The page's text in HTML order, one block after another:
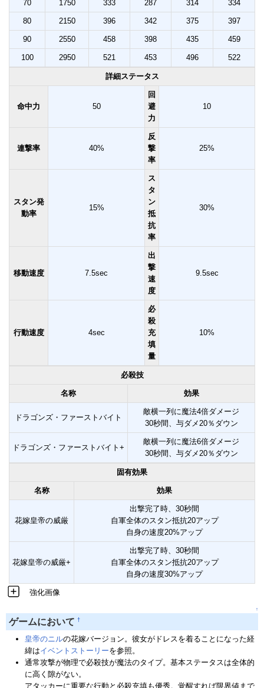
70 1750 333 287 314 334
80 2150 396 342 375 397
90 2550 458 398 435 459
100 2950 521 453 496 522
詳細ステータス
命中力 50
回
避
力
10
連撃率 40%
反
撃
率
25%
スタン発
動率
15%
ス
タ
ン
抵
抗
率
30%
移動速度 7.5sec
出
撃
速
度
9.5sec
行動速度 4sec
必
殺
充
填
量
10%
必殺技
名称 効果
ドラゴンズ・ファーストバイト
敵横一列に魔法4倍ダメージ
30秒間、与ダメ20％ダウン
ドラゴンズ・ファーストバイト+
敵横一列に魔法6倍ダメージ
30秒間、与ダメ20％ダウン
固有効果
名称 効果
花嫁皇帝の威厳
出撃完了時、30秒間
自軍全体のスタン抵抗20アップ
自身の速度20%アップ
花嫁皇帝の威厳+
出撃完了時、30秒間
自軍全体のスタン抵抗20アップ
自身の速度30%アップ
強化画像
↑
ゲームにおいて †
皇帝のニルの花嫁バージョン。彼女がドレスを着ることになった経
緯はイベントストーリーを参照。
通常攻撃が物理で必殺技が魔法のタイプ。基本ステータスは全体的
に高く隙がない。
アタッカーに重要な行動と必殺充填も優秀。覚醒すれば限界値まで